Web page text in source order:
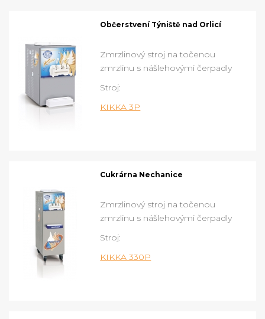
Občerstvení Týniště nad Orlicí
Zmrzlinový stroj na točenou
zmrzlinu s nášlehovými čerpadly
Stroj:
KIKKA 3P
Cukrárna Nechanice
Zmrzlinový stroj na točenou
zmrzlinu s nášlehovými čerpadly
Stroj:
KIKKA 330P